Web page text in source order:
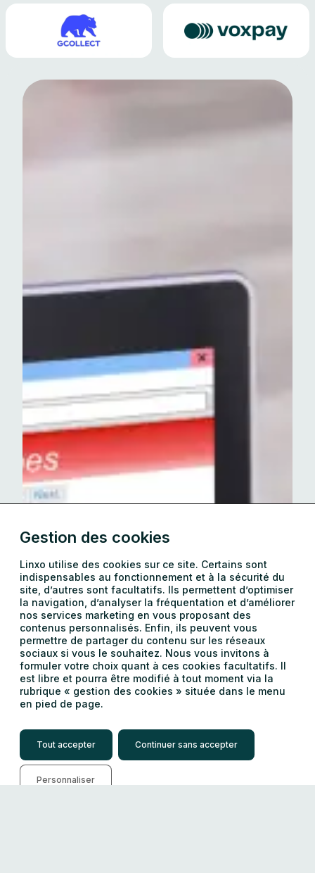
Gestion des cookies
Linxo utilise des cookies sur ce site. Certains sont
indispensables au fonctionnement et à la sécurité du
site, d’autres sont facultatifs. Ils permettent d’optimiser
la navigation, d’analyser la fréquentation et d’améliorer
nos services marketing en vous proposant des
contenus personnalisés. Enfin, ils peuvent vous
permettre de partager du contenu sur les réseaux
sociaux si vous le souhaitez. Nous vous invitons à
formuler votre choix quant à ces cookies facultatifs. Il
est libre et pourra être modifié à tout moment via la
rubrique « gestion des cookies » située dans le menu
en pied de page.
Tout accepter Continuer sans accepter
Personnaliser